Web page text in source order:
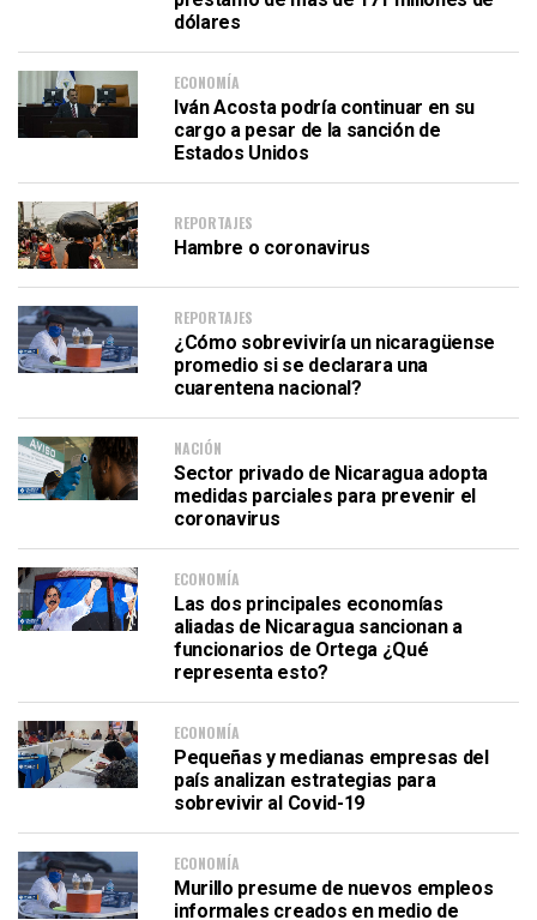
dólares
ECONOMÍA
Iván Acosta podría continuar en su
cargo a pesar de la sanción de
Estados Unidos
REPORTAJES
Hambre o coronavirus
REPORTAJES
¿Cómo sobreviviría un nicaragüense
promedio si se declarara una
cuarentena nacional?
NACIÓN
Sector privado de Nicaragua adopta
medidas parciales para prevenir el
coronavirus
ECONOMÍA
Las dos principales economías
aliadas de Nicaragua sancionan a
funcionarios de Ortega ¿Qué
representa esto?
ECONOMÍA
Pequeñas y medianas empresas del
país analizan estrategias para
sobrevivir al Covid-19
ECONOMÍA
Murillo presume de nuevos empleos
informales creados en medio de